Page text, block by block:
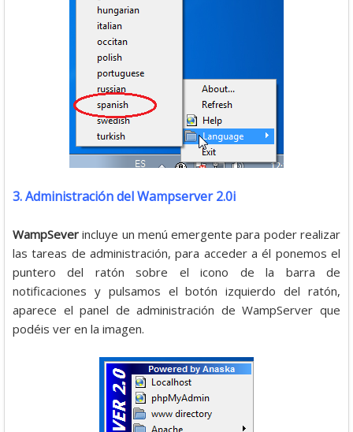
3. Administración del Wampserver 2.0i
WampSever incluye un menú emergente para poder realizar
las tareas de administración, para acceder a él ponemos el
puntero del ratón sobre el icono de la barra de
notificaciones y pulsamos el botón izquierdo del ratón,
aparece el panel de administración de WampServer que
podéis ver en la imagen.